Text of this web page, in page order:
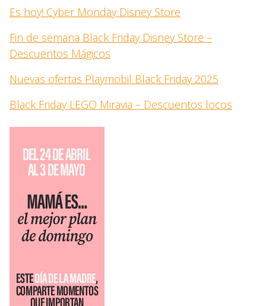
Es hoy! Cyber Monday Disney Store
Fin de semana Black Friday Disney Store –
Descuentos Mágicos
Nuevas ofertas Playmobil Black Friday 2025
Black Friday LEGO Miravia – Descuentos locos